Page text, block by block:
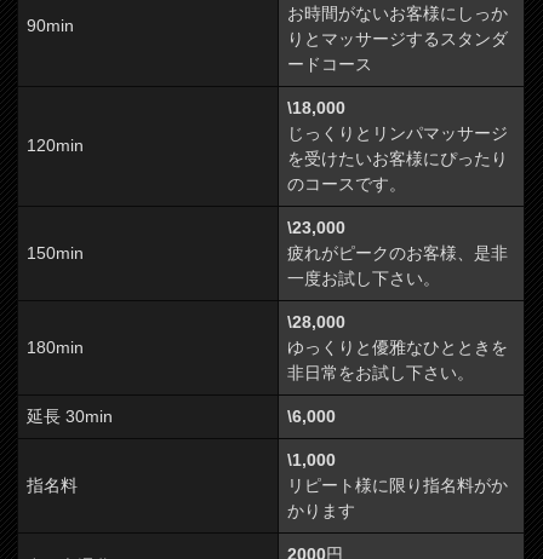
90min
お時間がないお客様にしっか
りとマッサージするスタンダ
ードコース
120min
\18,000
じっくりとリンパマッサージ
を受けたいお客様にぴったり
のコースです。
150min
\23,000
疲れがピークのお客様、是非
一度お試し下さい。
180min
\28,000
ゆっくりと優雅なひとときを
非日常をお試し下さい。
延長 30min \6,000
指名料
\1,000
リピート様に限り指名料がか
かります
2000円